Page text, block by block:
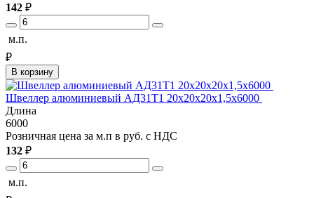
142 ₽
м.п.
₽
В корзину
Швеллер алюминиевый АД31Т1 20х20х20х1,5х6000
Длина
6000
Розничная цена за м.п в руб. с НДС
132 ₽
м.п.